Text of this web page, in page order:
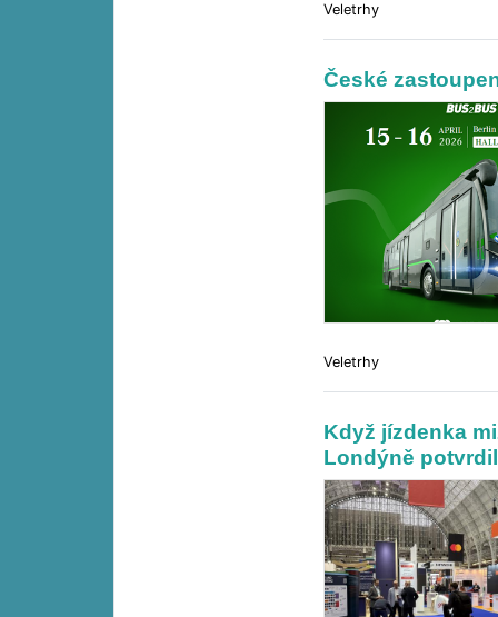
Veletrhy
České
Veletrhy
Když jízdenka
Londýně